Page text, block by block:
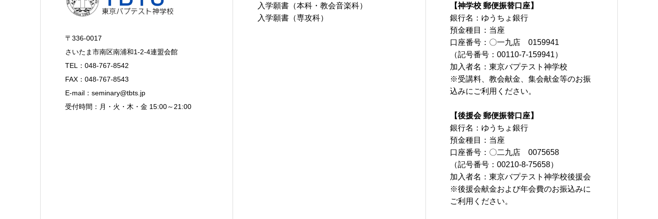
〒336-0017
さいたま市南区南浦和1-2-4連盟会館
TEL：048-767-8542
FAX：048-767-8543
E-mail：seminary@tbts.jp
受付時間：月・火・木・金 15:00～21:00
入学願書（本科・教会音楽科）
入学願書（専攻科）
【神学校 郵便振替口座】
銀行名：ゆうちょ銀行
預金種目：当座
口座番号：〇一九店 0159941
（記号番号：00110-7-159941）
加入者名：東京バプテスト神学校
※受講料、教会献金、集会献金等のお振
込みにご利用ください。
【後援会 郵便振替口座】
銀行名：ゆうちょ銀行
預金種目：当座
口座番号：〇二九店 0075658
（記号番号：00210-8-75658）
加入者名：東京バプテスト神学校後援会
※後援会献金および年会費のお振込みに
ご利用ください。